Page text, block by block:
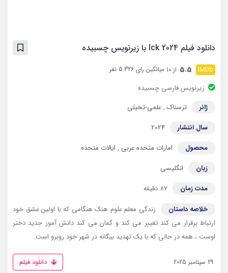
دانلود فیلم Ick 2024 با زیرنویس چسبیده
5.5 از 10 میانگین رای 5.326 نفر
زیرنویس فارسی چسبیده
ژانر
ترسناک ,علمی-تخیلی
سال انتشار
2024
محصول
امارات متحده عربی , ایالات متحده
زبان
انگلیسی
مدت زمان
87 دقیقه
خلاصه داستان
زندگی معلم علوم هنک هنگامی که با اولین عشق خود
ارتباط برقرار می کند تغییر می کند و گمان می کند دانش آموز جدید دختر
اوست ، همه در حالی که با یک تهدید بیگانه در شهر خود روبرو است.
29 سپتامبر 2025 دانلود فیلم